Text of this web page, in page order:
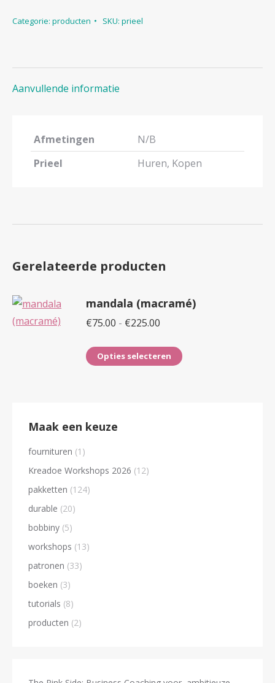
Categorie: producten SKU: prieel
Aanvullende informatie
Afmetingen
N/B
Prieel
Huren, Kopen
Gerelateerde producten
mandala (macramé)
€75.00 - €225.00
tot
Opties selecteren
Dit
Maak een keuze
fournituren (1)
Kreadoe Workshops 2026 (12)
pakketten (124)
durable (20)
bobbiny (5)
workshops (13)
patronen (33)
boeken (3)
tutorials (8)
producten (2)